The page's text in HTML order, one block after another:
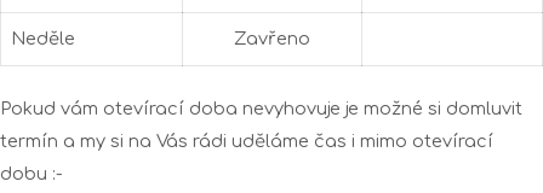
Neděle Zavřeno
Pokud vám otevírací doba nevyhovuje je možné si domluvit
termín a my si na Vás rádi uděláme čas i mimo otevírací
dobu :-